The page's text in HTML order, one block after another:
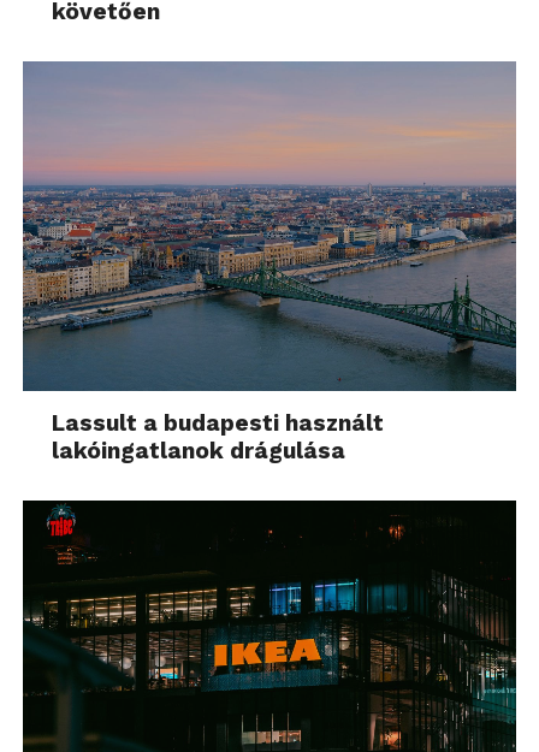
követően
Lassult a budapesti használt
lakóingatlanok drágulása